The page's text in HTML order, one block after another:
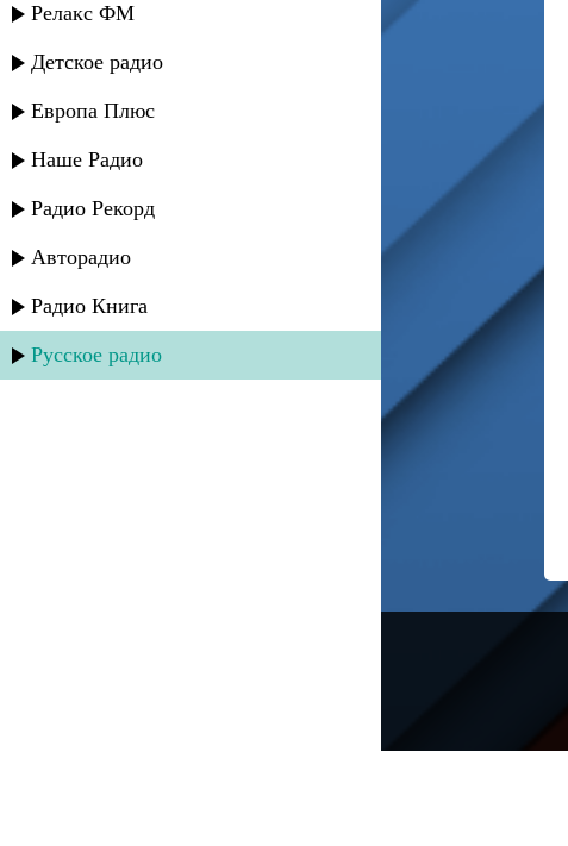
Релакс ФМ
Детское радио
Европа Плюс
Наше Радио
Радио Рекорд
Авторадио
Радио Книга
Русское радио